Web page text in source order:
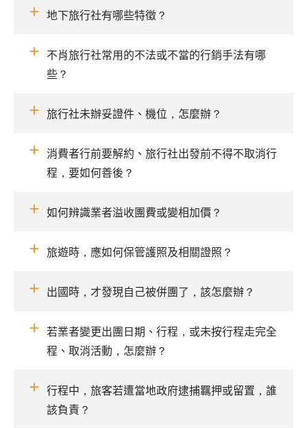
地下旅行社有哪些特徵？
不肖旅行社常用的不法或不當的行銷手法有哪
些？
旅行社未辦妥證件、機位，怎麼辦？
消費者行前要解約、旅行社出發前不得不取消行
程，要如何善後？
如何辨識業者溢收團費或變相加價？
旅遊時，應如何保管護照及相關證照？
出國時，才發現自己被併團了，該怎麼辦？
若業者變更出團日期、行程，或未按行程走完全
程、取消活動，怎麼辦？
行程中，旅客若遭當地政府逮捕羈押或留置，誰
該負責？